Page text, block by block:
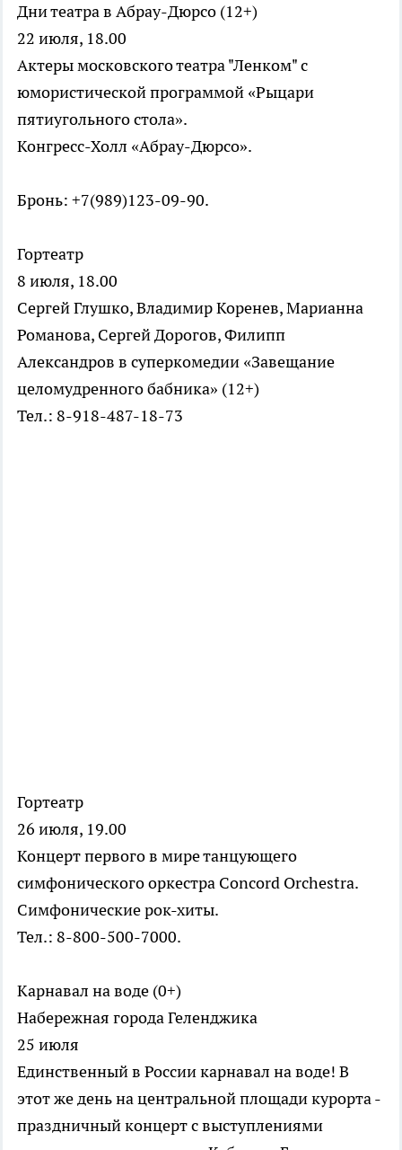
Дни театра в Абрау-Дюрсо (12+)
22 июля, 18.00
Актеры московского театра "Ленком" с
юмористической программой «Рыцари
пятиугольного стола».
Конгресс-Холл «Абрау-Дюрсо».
Бронь: +7(989)123-09-90.
Гортеатр
8 июля, 18.00
Сергей Глушко, Владимир Коренев, Марианна
Романова, Сергей Дорогов, Филипп
Александров в суперкомедии «Завещание
целомудренного бабника» (12+)
Тел.: 8-918-487-18-73
Гортеатр
26 июля, 19.00
Концерт первого в мире танцующего
симфонического оркестра Concord Orchestra.
Симфонические рок-хиты.
Тел.: 8-800-500-7000.
Карнавал на воде (0+)
Набережная города Геленджика
25 июля
Единственный в России карнавал на воде! В
этот же день на центральной площади курорта -
праздничный концерт с выступлениями